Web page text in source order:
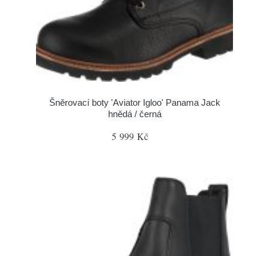
Šněrovací boty 'Aviator Igloo' Panama Jack
hnědá / černá
5 999 Kč